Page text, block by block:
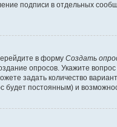
подписи в отдельных
в форму Создать
опросов. Укажите
задать количество
постоянным) и